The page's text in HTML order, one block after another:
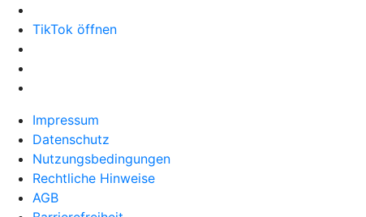
TikTok öffnen
Impressum
Datenschutz
Nutzungsbedingungen
Rechtliche Hinweise
AGB